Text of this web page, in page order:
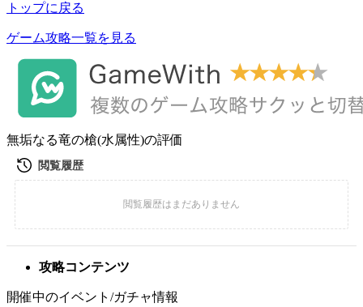
トップに戻る
ゲーム攻略一覧を見る
無垢なる竜の槍(水属性)の評価
攻略コンテンツ
開催中のイベント/ガチャ情報